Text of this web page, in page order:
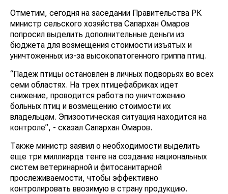
Отметим, сегодня на заседании Правительства РК
министр сельского хозяйства Сапархан Омаров
попросил выделить дополнительные деньги из
бюджета для возмещения стоимости изъятых и
уничтоженных из-за высокопатогенного гриппа птиц.
“Падеж птицы остановлен в личных подворьях во всех
семи областях. На трех птицефабриках идет
снижение, проводится работа по уничтожению
больных птиц и возмещению стоимости их
владельцам. Эпизоотическая ситуация находится на
контроле”, - сказал Сапархан Омаров.
Также министр заявил о необходимости выделить
еще три миллиарда тенге на создание национальных
систем ветеринарной и фитосанитарной
прослеживаемости, чтобы эффективно
контролировать ввозимую в страну продукцию.